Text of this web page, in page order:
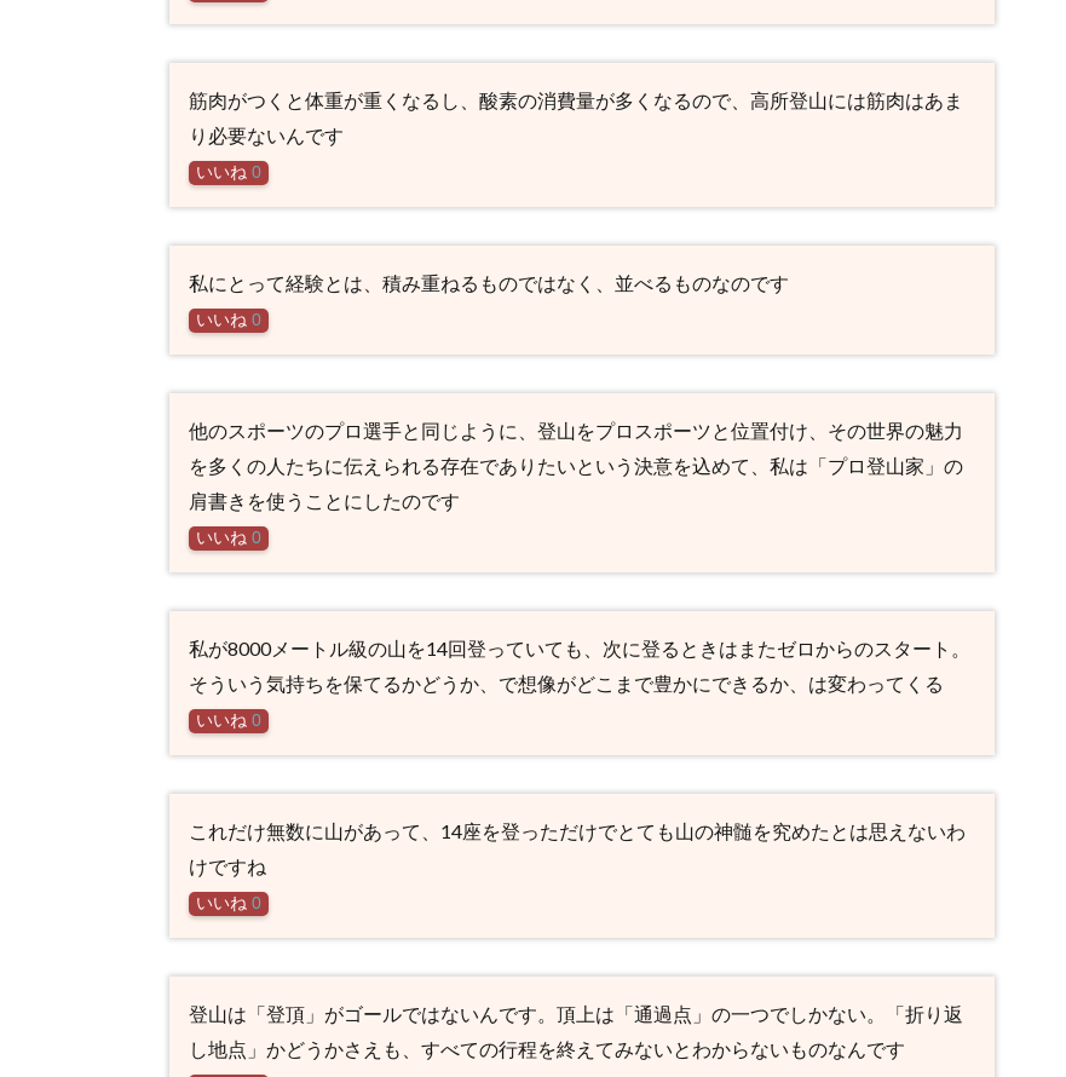
筋肉がつくと体重が重くなるし、酸素の消費量が多くなるので、高所登山には筋肉はあま
り必要ないんです
いいね 0
私にとって経験とは、積み重ねるものではなく、並べるものなのです
いいね 0
他のスポーツのプロ選手と同じように、登山をプロスポーツと位置付け、その世界の魅力
を多くの人たちに伝えられる存在でありたいという決意を込めて、私は「プロ登山家」の
肩書きを使うことにしたのです
いいね 0
私が8000メートル級の山を14回登っていても、次に登るときはまたゼロからのスタート。
そういう気持ちを保てるかどうか、で想像がどこまで豊かにできるか、は変わってくる
いいね 0
これだけ無数に山があって、14座を登っただけでとても山の神髄を究めたとは思えないわ
けですね
いいね 0
登山は「登頂」がゴールではないんです。頂上は「通過点」の一つでしかない。「折り返
し地点」かどうかさえも、すべての行程を終えてみないとわからないものなんです